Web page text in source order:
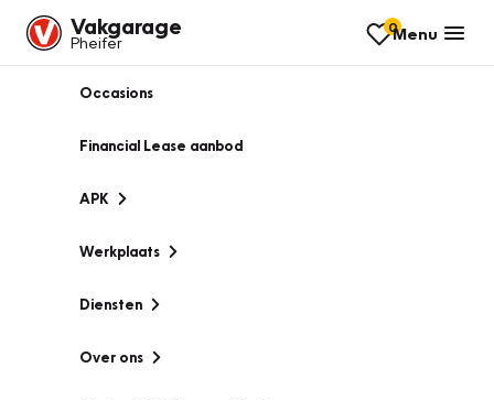
Vakgarage
Pheifer
0Menu
Occasions
Financial Lease aanbod
APK
Werkplaats
Diensten
Over ons